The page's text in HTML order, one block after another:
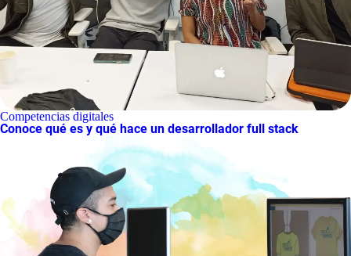
Competencias digitales
Conoce qué es y qué hace un desarrollador full stack